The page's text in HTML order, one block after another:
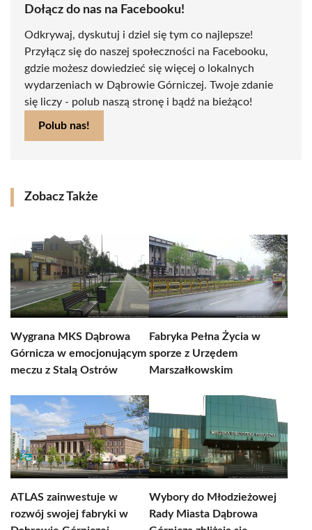
Dołącz do nas na Facebooku!
Odkrywaj, dyskutuj i dziel się tym co najlepsze!
Przyłącz się do naszej społeczności na Facebooku,
gdzie możesz dowiedzieć się więcej o lokalnych
wydarzeniach w Dąbrowie Górniczej. Twoje zdanie
się liczy - polub naszą stronę i bądź na bieżąco!
Polub nas!
Zobacz Także
Wygrana MKS Dąbrowa
Górnicza w emocjonującym
meczu z Stalą Ostrów
Fabryka Pełna Życia w
sporze z Urzędem
Marszałkowskim
ATLAS zainwestuje w
rozwój swojej fabryki w
Wybory do Młodzieżowej
Rady Miasta Dąbrowa